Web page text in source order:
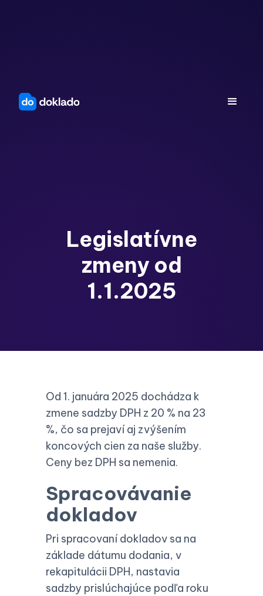
Legislatívne
zmeny od
1.1.2025
Od 1. januára 2025 dochádza k
zmene sadzby DPH z 20 % na 23
%, čo sa prejaví aj zvýšením
koncových cien za naše služby.
Ceny bez DPH sa nemenia.
Spracovávanie
dokladov
Pri spracovaní dokladov sa na
základe dátumu dodania, v
rekapitulácii DPH, nastavia
sadzby prislúchajúce podľa roku